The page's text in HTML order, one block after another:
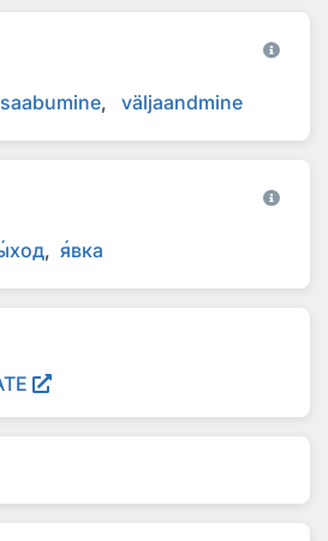
saabumine väljaandmine
ход явка